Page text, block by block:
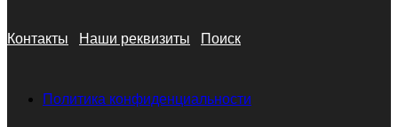
Контакты Наши реквизиты Поиск
Политика конфиденциальности